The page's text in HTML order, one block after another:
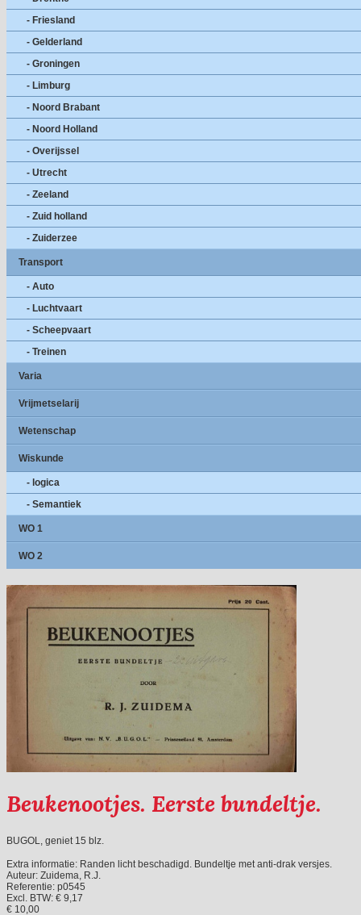
- Friesland
- Gelderland
- Groningen
- Limburg
- Noord Brabant
- Noord Holland
- Overijssel
- Utrecht
- Zeeland
- Zuid holland
- Zuiderzee
Transport
- Auto
- Luchtvaart
- Scheepvaart
- Treinen
Varia
Vrijmetselarij
Wetenschap
Wiskunde
- logica
- Semantiek
WO 1
WO 2
Beukenootjes. Eerste bundeltje.
BUGOL, geniet 15 blz.
Extra informatie: Randen licht beschadigd. Bundeltje met anti-drak versjes.
Auteur: Zuidema, R.J.
Referentie: p0545
Excl. BTW: € 9,17
€ 10,00